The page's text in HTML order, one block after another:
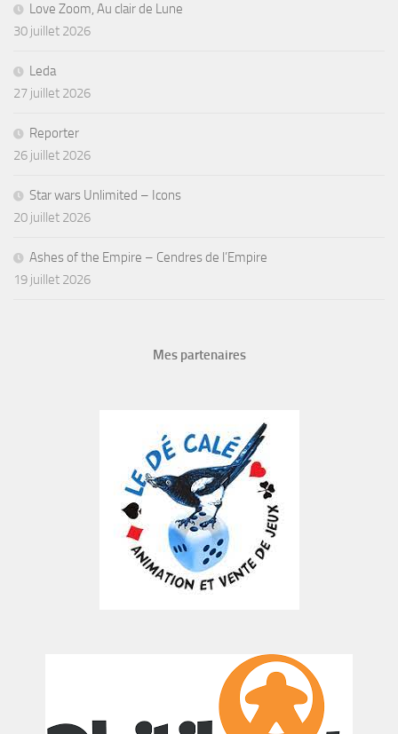
Love Zoom, Au clair de Lune
30 juillet 2026
Leda
27 juillet 2026
Reporter
26 juillet 2026
Star wars Unlimited – Icons
20 juillet 2026
Ashes of the Empire – Cendres de l’Empire
19 juillet 2026
Mes partenaires